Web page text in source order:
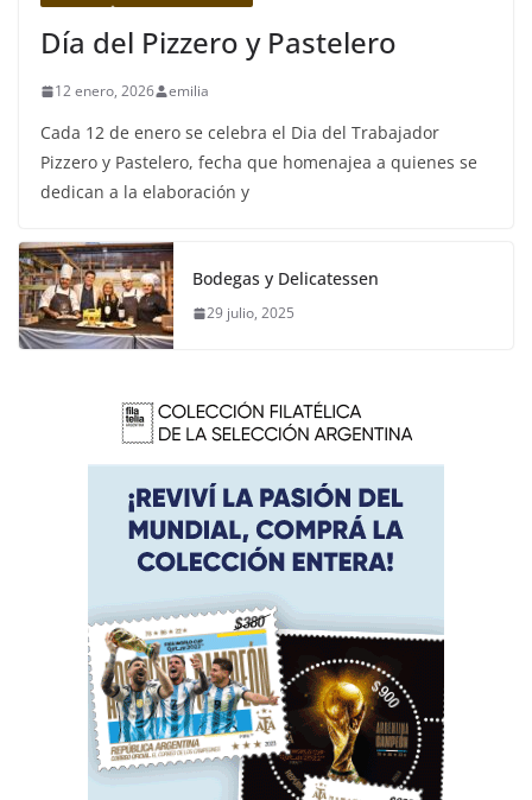
Día del Pizzero y Pastelero
12 enero, 2026 emilia
Cada 12 de enero se celebra el Dia del Trabajador
Pizzero y Pastelero, fecha que homenajea a quienes se
dedican a la elaboración y
Bodegas y Delicatessen
29 julio, 2025